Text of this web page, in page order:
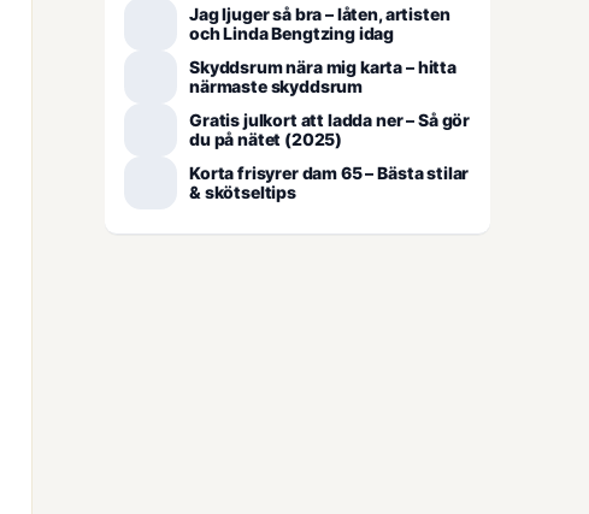
Jag ljuger så bra – låten, artisten
och Linda Bengtzing idag
Skyddsrum nära mig karta – hitta
närmaste skyddsrum
Gratis julkort att ladda ner – Så gör
du på nätet (2025)
Korta frisyrer dam 65 – Bästa stilar
& skötseltips